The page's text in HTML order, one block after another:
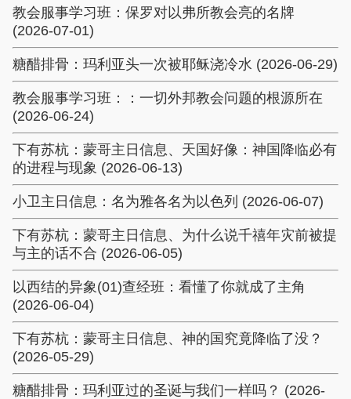
教会服事学习班：保罗对以弗所教会亮的名牌
(2026-07-01)
糖醋排骨：玛利亚头一次被耶稣浇冷水 (2026-06-29)
教会服事学习班：：一切外邦教会问题的根源所在
(2026-06-24)
下有苏杭：蒙哥主日信息、天国好像：神国降临必有
的进程与现象 (2026-06-13)
小卫主日信息：名为雅各名为以色列 (2026-06-07)
下有苏杭：蒙哥主日信息、为什么说千禧年灾前被提
与主的话不合 (2026-06-05)
以西结的异象(01)查经班：看懂了你就成了主角
(2026-06-04)
下有苏杭：蒙哥主日信息、神的国究竟降临了没？
(2026-05-29)
糖醋排骨：玛利亚过的圣诞与我们一样吗？ (2026-